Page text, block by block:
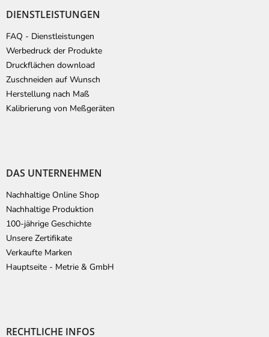
DIENSTLEISTUNGEN
FAQ - Dienstleistungen
Werbedruck der Produkte
Druckflächen download
Zuschneiden auf Wunsch
Herstellung nach Maß
Kalibrierung von Meßgeräten
DAS UNTERNEHMEN
Nachhaltige Online Shop
Nachhaltige Produktion
100-jährige Geschichte
Unsere Zertifikate
Verkaufte Marken
Hauptseite - Metrie & GmbH
RECHTLICHE INFOS